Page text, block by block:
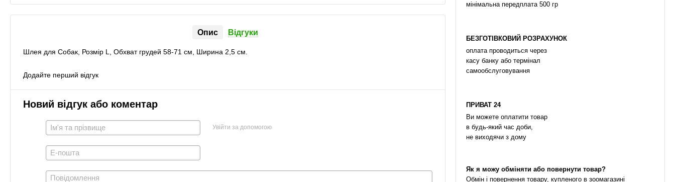
Опис Відгуки
Шлея для Собак, Розмір L, Обхват грудей 58-71 см, Ширина 2,5 см.
Додайте перший відгук
Новий відгук або коментар
Увійти за допомогою
мінімальна передплата 500 гр
БЕЗГОТІВКОВИЙ РОЗРАХУНОК
оплата проводиться через
касу банку або термінал
самообслуговування
ПРИВАТ 24
Ви можете оплатити товар
в будь-який час доби,
не виходячи з дому
Як я можу обміняти або повернути товар?
Обмін і повернення товару, купленого в зоомагазині